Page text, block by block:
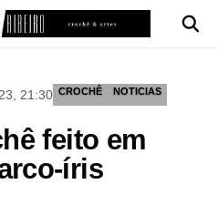
21:30 CROCHÊ NOTICIAS
feito em
íris